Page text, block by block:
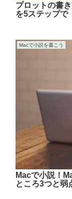
プロットの書
を5ステップで
Macで小説を書こう
Macで小説！
ところ3つと弱